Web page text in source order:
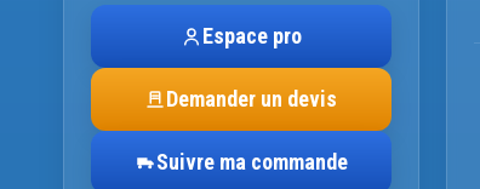
Espace pro
Demander un devis
Suivre ma commande